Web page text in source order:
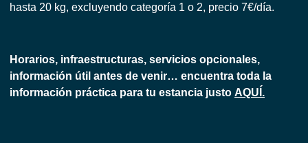
hasta 20 kg, excluyendo categoría 1 o 2, precio 7€/día.
Horarios, infraestructuras, servicios opcionales,
información útil antes de venir… encuentra toda la
información práctica para tu estancia justo AQUÍ.